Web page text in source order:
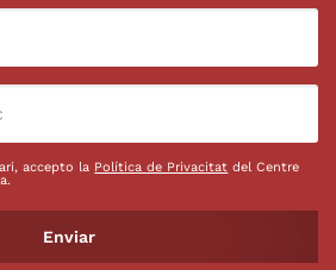
una selecció aleatòria. Espero
Si es així, em donaré per més
que satisfet. Gràcies ! Jordi
Albareda Valldeperas
accepto la Política de Privacitat del Centre